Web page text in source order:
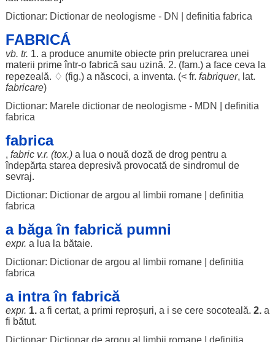
Dictionar: Dictionar de neologisme - DN
definitia fabrica
FABRICÁ
vb. tr. 1. a produce anumite obiecteprin prelucrarea unei
materii primeîntr-o fabrică sau uzină. 2. (fam.) a faceceva la
repezeală. ♢ (fig.) a născoci, a inventa. (< fr. fabriquer, lat.
fabricare)
Dictionar: Marele dictionar de neologisme - MDN
definitia
fabrica
fabrica
, fabricv.r. (tox.)a lua o nouă doză de drog pentru a
îndepărta starea depresivă provocată de sindromul de
sevraj.
Dictionar: Dictionar de argou al limbii romane| definitia
fabrica
a băga în fabrică pumni
expr. a lua la bătaie.
Dictionar: Dictionar de argou al limbii romane| definitia
fabrica
a intra în fabrică
expr. 1.a fi certat, a primi reproșuri, a i se cere socoteală. 2.a
fi bătut.
Dictionar: Dictionar de argou al limbii romane| definitia